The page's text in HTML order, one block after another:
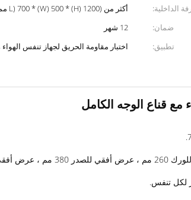
الداخلية:
أكثر من (L) 700 * (W) 500 * (H) 1200 مم
ضمان:
12 شهر
تطبيق:
اختبار مقاومة الحريق لجهاز تنفس